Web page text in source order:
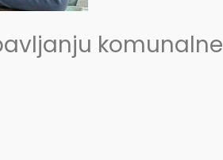
komunalne